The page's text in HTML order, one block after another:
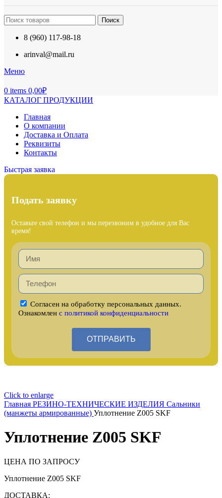
Поиск
8 (960) 117-98-18
arinval@mail.ru
Меню
0 items 0,00₽
КАТАЛОГ ПРОДУКЦИИ
Главная
О компании
Доставка и Оплата
Реквизиты
Контакты
Быстрая заявка
Подать заявку
Оставьте свой телефон и мы перезвоним в удобное для Вас
время!
Согласен на обработку персональных данных.
Ознакомлен с политикой конфиденциальности
ОТПРАВИТЬ
Click to enlarge
Главная РЕЗИНО-ТЕХНИЧЕСКИЕ ИЗДЕЛИЯ Сальники
(манжеты армированные) Уплотнение Z005 SKF
Уплотнение Z005 SKF
ЦЕНА ПО ЗАПРОСУ
Уплотнение Z005 SKF
ДОСТАВКА: